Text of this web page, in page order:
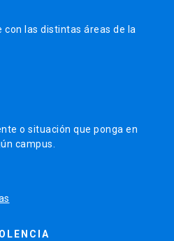
las distintas áreas de la
o situación que ponga en
campus.